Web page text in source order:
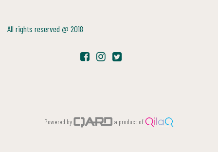
All rights reserved @ 2018
Powered by a product of